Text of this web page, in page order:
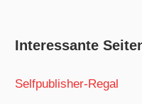
Interessante
Selfpublisher-Regal